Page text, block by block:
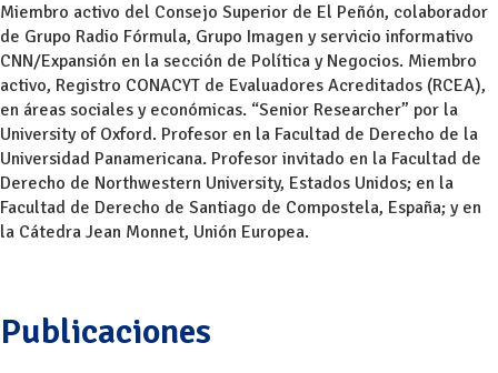
Miembro activo del Consejo Superior de El Peñón, colaborador
de Grupo Radio Fórmula, Grupo Imagen y servicio informativo
CNN/Expansión en la sección de Política y Negocios. Miembro
activo, Registro CONACYT de Evaluadores Acreditados (RCEA),
en áreas sociales y económicas. “Senior Researcher” por la
University of Oxford. Profesor en la Facultad de Derecho de la
Universidad Panamericana. Profesor invitado en la Facultad de
Derecho de Northwestern University, Estados Unidos; en la
Facultad de Derecho de Santiago de Compostela, España; y en
la Cátedra Jean Monnet, Unión Europea.
Publicaciones